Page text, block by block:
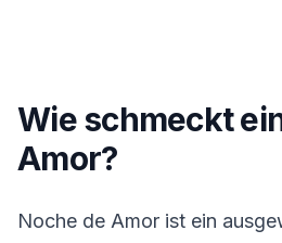
Wie schmeckt
Amor?
Noche de Amor ist ein